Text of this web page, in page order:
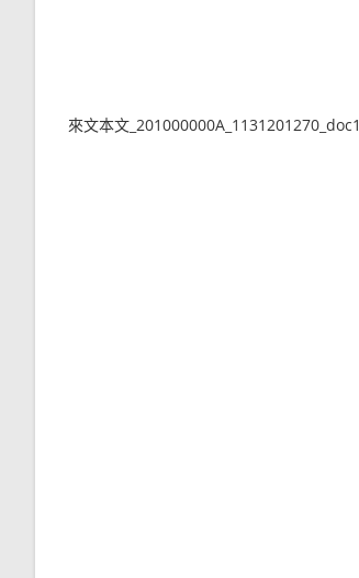
來文本文_201000000A_1131201270_doc1